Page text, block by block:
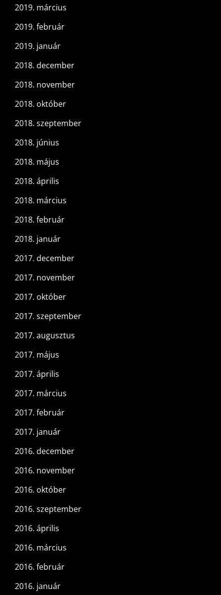
2019. március
2019. február
2019. január
2018. december
2018. november
2018. október
2018. szeptember
2018. június
2018. május
2018. április
2018. március
2018. február
2018. január
2017. december
2017. november
2017. október
2017. szeptember
2017. augusztus
2017. május
2017. április
2017. március
2017. február
2017. január
2016. december
2016. november
2016. október
2016. szeptember
2016. április
2016. március
2016. február
2016. január